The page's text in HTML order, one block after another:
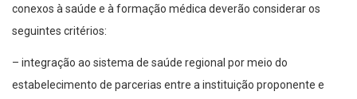
conexos à saúde e à formação médica deverão considerar os
seguintes critérios:
– integração ao sistema de saúde regional por meio do
estabelecimento de parcerias entre a instituição proponente e